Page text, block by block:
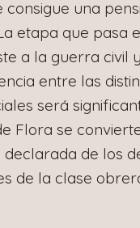
consigue una
etapa que pasa
a la guerra civil
entre las
será
Flora se
declarada de los
de la clase